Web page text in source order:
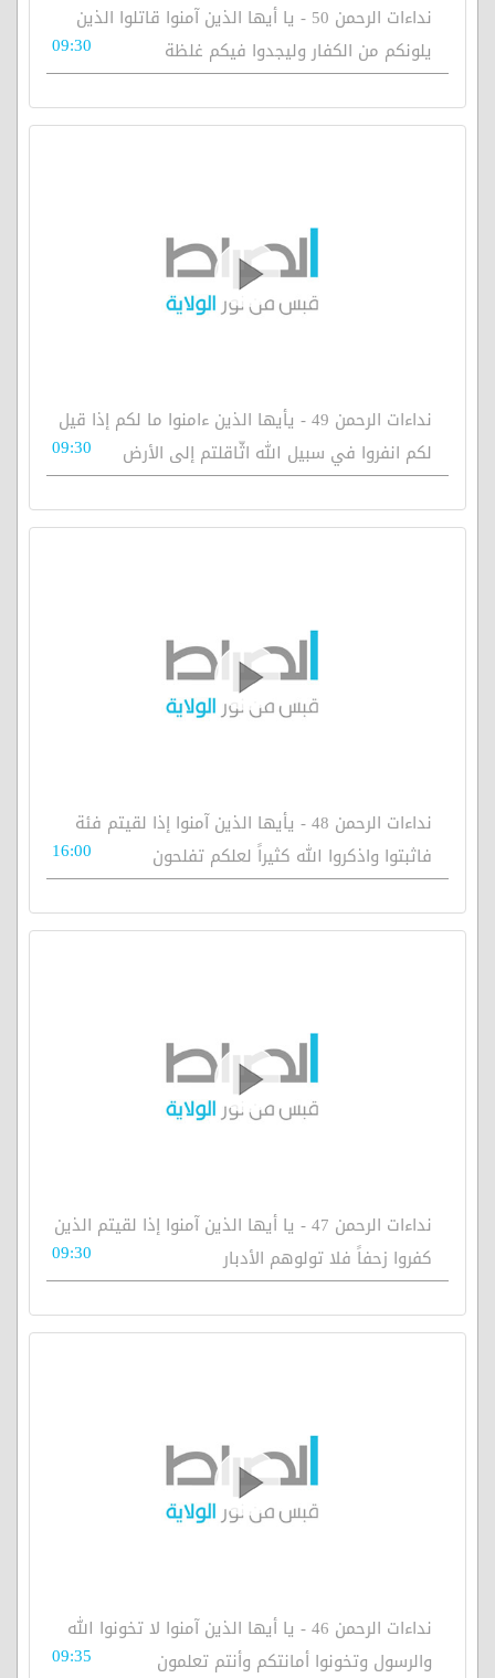
نداءات الرحمن 50 - يا أيها الذين آمنوا قاتلوا الذين
يلونكم من الكفار وليجدوا فيكم غلظة
09:30
نداءات الرحمن 49 - يأيها الذين ءامنوا ما لكم إذا قيل
لكم انفروا في سبيل الله اثّاقلتم إلى الأرض
09:30
نداءات الرحمن 48 - يأيها الذين آمنوا إذا لقيتم فئة
فاثبتوا واذكروا الله كثيراً لعلكم تفلحون
16:00
نداءات الرحمن 47 - يا أيها الذين آمنوا إذا لقيتم الذين
كفروا زحفاً فلا تولوهم الأدبار
09:30
نداءات الرحمن 46 - يا أيها الذين آمنوا لا تخونوا الله
والرسول وتخونوا أمانتكم وأنتم تعلمون
09:35